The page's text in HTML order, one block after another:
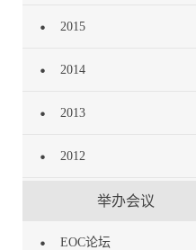
2015
2014
2013
2012
举办会议
EOC论坛